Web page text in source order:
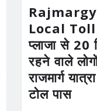
Local Toll
प्लाजा से 20
रहने वाले
राजमार्ग
टोल पास